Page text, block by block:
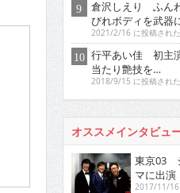
倉沢しえり ふん
びれボディを武器
2021/2/16 に投稿された
行平あい佳 初主
当たり艶技を…
2018/9/15 に投稿された
オススメインタビュ
東京03
マに出演
2017/11/16